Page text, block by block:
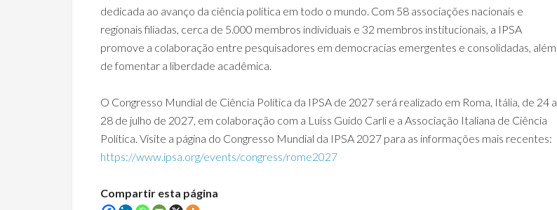
dedicada ao avanço da ciência política em todo o mundo. Com 58 associações nacionais e
regionais filiadas, cerca de 5.000 membros individuais e 32 membros institucionais, a IPSA
promove a colaboração entre pesquisadores em democracias emergentes e consolidadas, além
de fomentar a liberdade acadêmica.
O Congresso Mundial de Ciência Política da IPSA de 2027 será realizado em Roma, Itália, de 24 a
28 de julho de 2027, em colaboração com a Luiss Guido Carli e a Associação Italiana de Ciência
Política. Visite a página do Congresso Mundial da IPSA 2027 para as informações mais recentes:
https://www.ipsa.org/events/congress/rome2027
Compartir esta página